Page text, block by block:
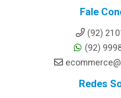
Fale
(92)
(92)
Redes